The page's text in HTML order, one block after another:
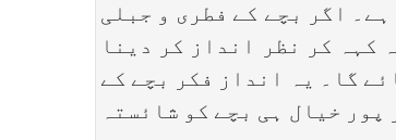
اگر بچے کے فطری و جبلی
کہہ کر نظر انداز کر دینا
گا۔ یہ انداز فکر بچے کے
خیال ہی بچے کو شائستہ